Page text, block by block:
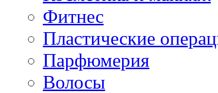
Фитнес
Пластические
Парфюмерия
Волосы